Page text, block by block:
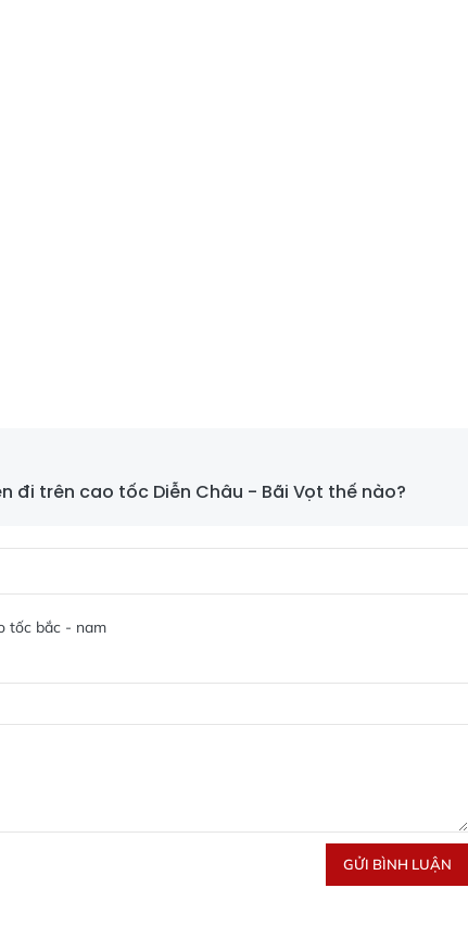
đi trên cao tốc Diễn Châu - Bãi Vọt thế nào?
tốc bắc - nam
GỬI BÌNH LUẬN